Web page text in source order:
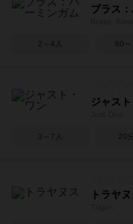
ブラス
2～4人 60
ジャス
3～7人 20
トラヤ